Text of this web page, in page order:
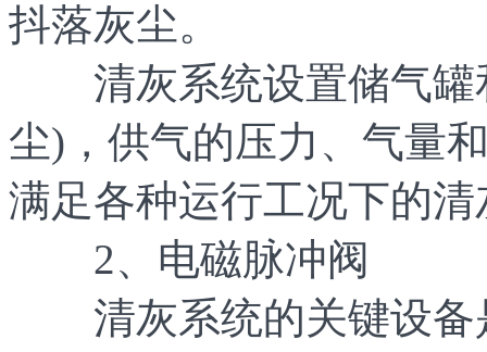
抖落灰尘。
清灰系统设置储气罐
尘)，供气的压力、气量
满足各种运行工况下的
2、电磁脉冲阀
清灰系统的关键设备